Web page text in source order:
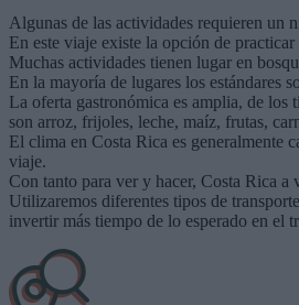
Algunas de las actividades requieren un
En este viaje existe la opción de
Muchas actividades tienen lugar en
En la mayoría de lugares los estándares
La oferta gastronómica es amplia, de los
son arroz, frijoles, leche, maíz, frutas,
El clima en Costa Rica es generalmente
viaje.
Con tanto para ver y hacer, Costa Rica a
Utilizaremos diferentes tipos de
invertir más tiempo de lo esperado en el